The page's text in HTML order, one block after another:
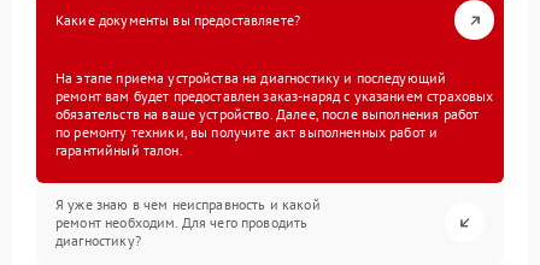
Какие документы вы предоставляете?
На этапе приема устройства на диагностику и последующий
ремонт вам будет предоставлен заказ-наряд с указанием страховых
обязательств на ваше устройство. Далее, после выполнения работ
по ремонту техники, вы получите акт выполненных работ и
гарантийный талон.
Я уже знаю в чем неисправность и какой
ремонт необходим. Для чего проводить
диагностику?